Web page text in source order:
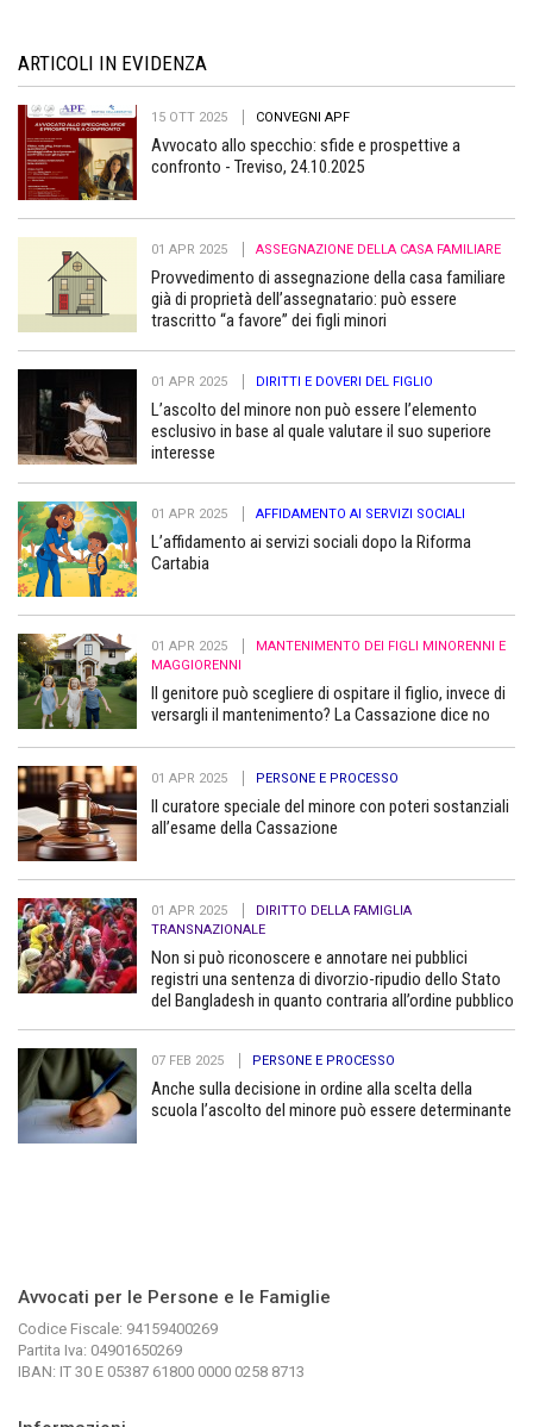
ARTICOLI IN EVIDENZA
15 OTT 2025 CONVEGNI APF
Avvocato allo specchio: sfide e prospettive a
confronto - Treviso, 24.10.2025
01 APR 2025 ASSEGNAZIONE DELLA CASA FAMILIARE
Provvedimento di assegnazione della casa familiare
già di proprietà dell’assegnatario: può essere
trascritto “a favore” dei figli minori
01 APR 2025 DIRITTI E DOVERI DEL FIGLIO
L’ascolto del minore non può essere l’elemento
esclusivo in base al quale valutare il suo superiore
interesse
01 APR 2025 AFFIDAMENTO AI SERVIZI SOCIALI
L’affidamento ai servizi sociali dopo la Riforma
Cartabia
01 APR 2025
MANTENIMENTO DEI FIGLI MINORENNI E
MAGGIORENNI
Il genitore può scegliere di ospitare il figlio, invece di
versargli il mantenimento? La Cassazione dice no
01 APR 2025 PERSONE E PROCESSO
Il curatore speciale del minore con poteri sostanziali
all’esame della Cassazione
01 APR 2025
DIRITTO DELLA FAMIGLIA
TRANSNAZIONALE
Non si può riconoscere e annotare nei pubblici
registri una sentenza di divorzio-ripudio dello Stato
del Bangladesh in quanto contraria all’ordine pubblico
07 FEB 2025 PERSONE E PROCESSO
Anche sulla decisione in ordine alla scelta della
scuola l’ascolto del minore può essere determinante
Avvocati per le Persone e le Famiglie
Codice Fiscale: 94159400269
Partita Iva: 04901650269
IBAN: IT 30 E 05387 61800 0000 0258 8713